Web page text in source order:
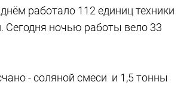
работало 112 единиц техники
Сегодня ночью работы вело 33
- соляной смеси и 1,5 тонны